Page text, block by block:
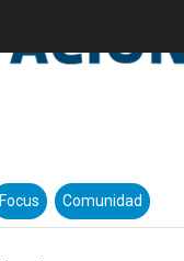
Focus Comunidad